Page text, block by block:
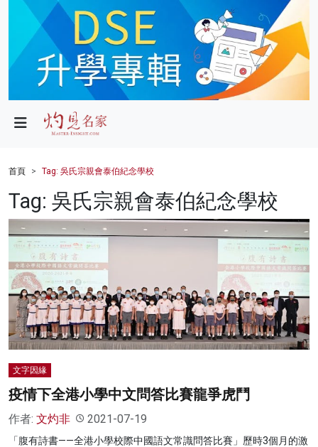
政局
財經
健康
商業
科技
影片
名家榜
灼見活動
關於我們
首頁 Tag: 吳氏宗親會泰伯紀念學校
Tag: 吳氏宗親會泰伯紀念學校
文字因緣
疫情下全港小學中文問答比賽龍爭虎鬥
作者: 文灼非 2021-07-19
「腹有詩書——全港小學校際中國語文常識問答比賽」歷時3個月的激